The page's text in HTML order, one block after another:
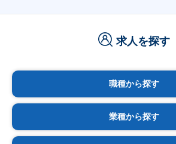
求人を探す
職種から探す
業種から探す